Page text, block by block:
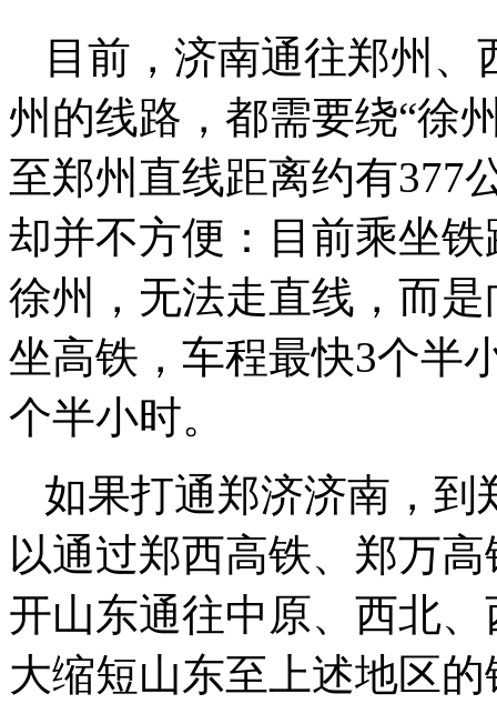
目前，济南通往郑州
州的线路，都需要绕“徐
至郑州直线距离约有377
却并不方便：目前乘坐
徐州，无法走直线，而
坐高铁，车程最快3个半
个半小时。
如果打通郑济济南，到
以通过郑西高铁、郑万
开山东通往中原、西北
大缩短山东至上述地区